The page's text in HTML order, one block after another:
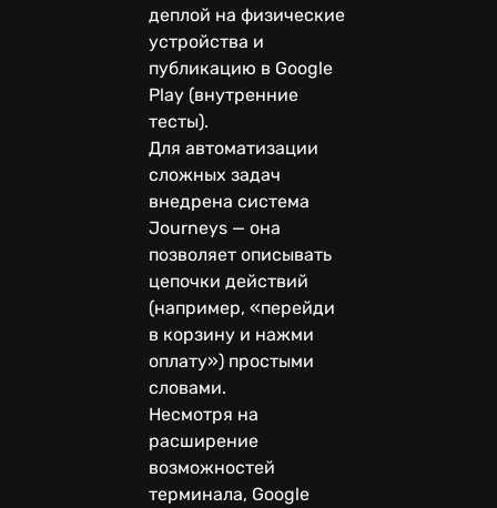
деплой на физические
устройства и
публикацию в Google
Play (внутренние
тесты).
Для автоматизации
сложных задач
внедрена система
Journeys — она
позволяет описывать
цепочки действий
(например, «перейди
в корзину и нажми
оплату») простыми
словами.
Несмотря на
расширение
возможностей
терминала, Google